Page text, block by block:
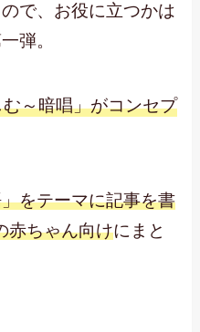
で、お役に立つかは
弾。
～暗唱」がコンセプ
をテーマに記事を書
赤ちゃん向けにまと